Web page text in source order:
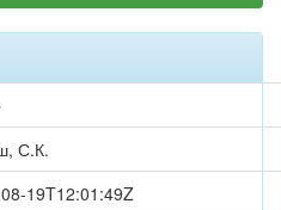
С.К.
19T12:01:49Z